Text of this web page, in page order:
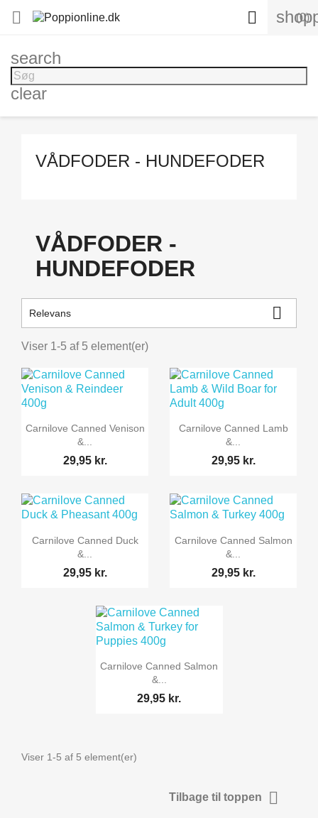
 (0)

search
clear
VÅDFODER - HUNDEFODER
VÅDFODER -
HUNDEFODER
Relevans 
Viser 1-5 af 5 element(er)
 Vis her
Carnilove Canned Venison
&...
29,95 kr.
 Vis her
Carnilove Canned Lamb
&...
29,95 kr.
 Vis her
Carnilove Canned Duck
&...
29,95 kr.
 Vis her
Carnilove Canned Salmon
&...
29,95 kr.
 Vis her
Carnilove Canned Salmon
&...
29,95 kr.
Viser 1-5 af 5 element(er)
Tilbage til toppen 